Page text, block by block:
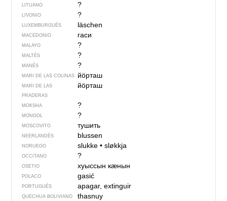
LITUANO ?
LIVONIO ?
LUXEMBURGUÉS läschen
MACEDONIO гаси
MALAYO ?
MALTÉS ?
MANÉS ?
MARI DE LAS COLINAS йӧрташ
MARI DE LAS
PRADERAS
йӧрташ
MOKSHA ?
MONGOL ?
MOSCOVITO тушить
NEERLANDÉS blussen
NORUEGO slukke• sløkkja
OCCITANO ?
OSETIO хуыссын кӕнын
POLACO gasić
PORTUGUÉS apagar, extinguir
QUECHUA BOLIVIANO thasnuy